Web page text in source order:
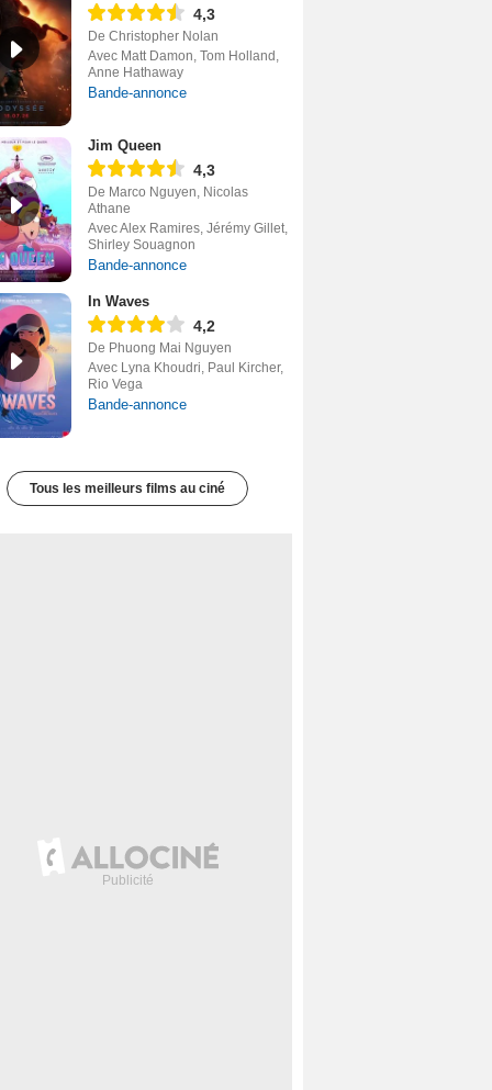
4,3
De Christopher Nolan
Avec Matt Damon, Tom Holland,
Anne Hathaway
Bande-annonce
Jim Queen
4,3
De Marco Nguyen, Nicolas
Athane
Avec Alex Ramires, Jérémy Gillet,
Shirley Souagnon
Bande-annonce
In Waves
4,2
De Phuong Mai Nguyen
Avec Lyna Khoudri, Paul Kircher,
Rio Vega
Bande-annonce
Tous les meilleurs films au ciné